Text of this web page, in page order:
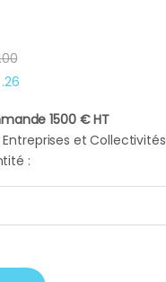
.00
.26
1500 € HT
Entreprises et Collectivités
:
écran digital quantity